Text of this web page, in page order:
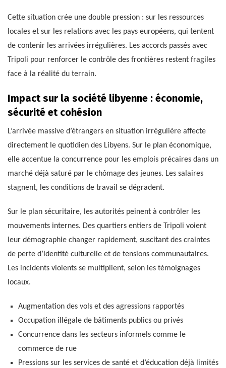
Cette situation crée une double pression : sur les ressources
locales et sur les relations avec les pays européens, qui tentent
de contenir les arrivées irrégulières. Les accords passés avec
Tripoli pour renforcer le contrôle des frontières restent fragiles
face à la réalité du terrain.
Impact sur la société libyenne : économie,
sécurité et cohésion
L’arrivée massive d’étrangers en situation irrégulière affecte
directement le quotidien des Libyens. Sur le plan économique,
elle accentue la concurrence pour les emplois précaires dans un
marché déjà saturé par le chômage des jeunes. Les salaires
stagnent, les conditions de travail se dégradent.
Sur le plan sécuritaire, les autorités peinent à contrôler les
mouvements internes. Des quartiers entiers de Tripoli voient
leur démographie changer rapidement, suscitant des craintes
de perte d’identité culturelle et de tensions communautaires.
Les incidents violents se multiplient, selon les témoignages
locaux.
Augmentation des vols et des agressions rapportés
Occupation illégale de bâtiments publics ou privés
Concurrence dans les secteurs informels comme le
commerce de rue
Pressions sur les services de santé et d’éducation déjà limités